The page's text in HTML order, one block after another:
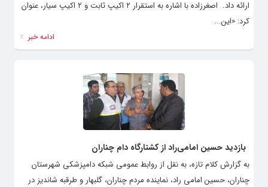
ارائه داد. ‌ اصغرزاده با اشاره به استقرار ۲ اکیپ ثابت و ۲ اکیپ سیار، عنوان
کرد: «این...
ادامه خبر
بازدید حسین امامی‌راد از کشتارگاه دام چناران
به گزارش کلام تازه، به نقل از روابط عمومی شبکه دامپزشکی شهرستان
چناران، حسین امامی راد، نماینده مردم چناران، گلبهار و طرقبه شاندیز در